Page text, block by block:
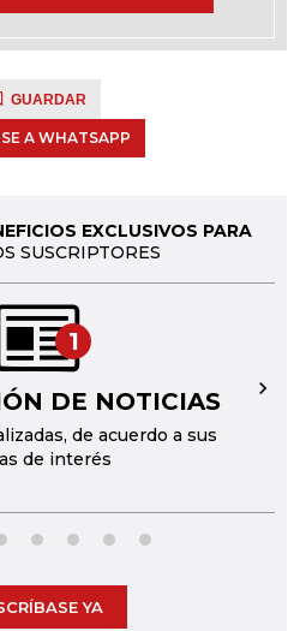
GUARDAR
A WHATSAPP
EXCLUSIVOS PARA
SUSCRIPTORES
1
DE NOTICIAS
de acuerdo a sus
de interés
→
YA